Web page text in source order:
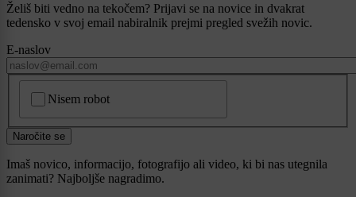
Želiš biti vedno na tekočem? Prijavi se na novice in dvakrat
tedensko v svoj email nabiralnik prejmi pregled svežih novic.
E-naslov
Nisem robot
Naročite se
Imaš novico, informacijo, fotografijo ali video, ki bi nas utegnila
zanimati? Najboljše nagradimo.